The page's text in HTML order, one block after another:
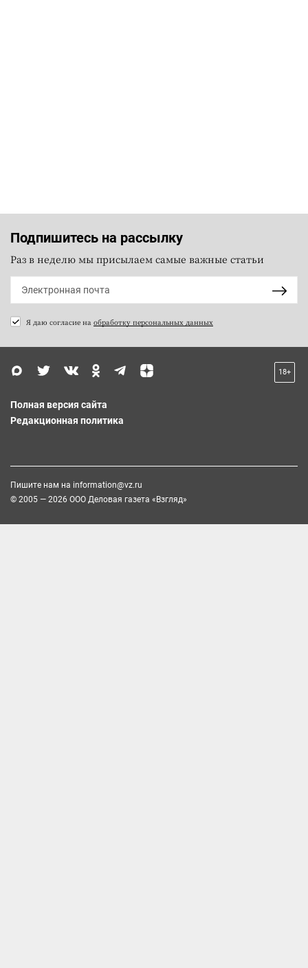
Подпишитесь на рассылку
Раз в неделю мы присылаем самые важные статьи
Я даю согласие на обработку персональных данных
18+
Полная версия сайта
Редакционная политика
Пишите нам на information@vz.ru
© 2005 — 2026 ООО Деловая газета «Взгляд»